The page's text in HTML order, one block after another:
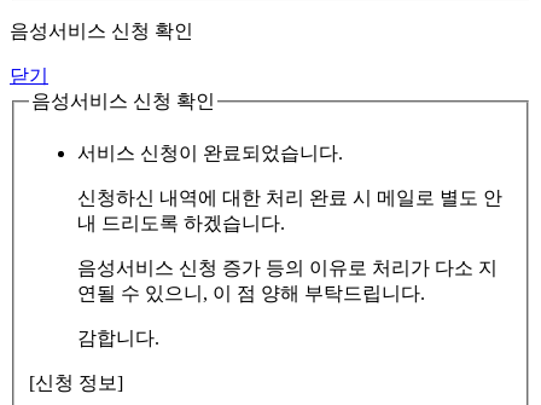
음성서비스 신청 확인
닫기
음성서비스 신청 확인
서비스 신청이 완료되었습니다.
신청하신 내역에 대한 처리 완료 시 메일로 별도 안
내 드리도록 하겠습니다.
음성서비스 신청 증가 등의 이유로 처리가 다소 지
연될 수 있으니, 이 점 양해 부탁드립니다.
감합니다.
[신청 정보]